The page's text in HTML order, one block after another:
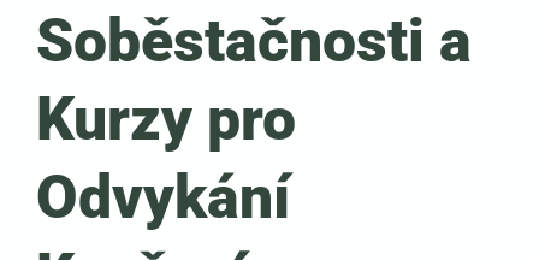
Soběstačnosti a
Kurzy pro
Odvykání